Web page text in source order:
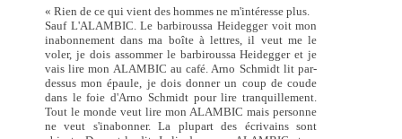
« Rien de ce qui vient des hommes ne m'intéresse plus.
Sauf L'ALAMBIC. Le barbiroussa Heidegger voit mon
inabonnement dans ma boîte à lettres, il veut me le
voler, je dois assommer le barbiroussa Heidegger et je
vais lire mon ALAMBIC au café. Arno Schmidt lit par-
dessus mon épaule, je dois donner un coup de coude
dans le foie d'Arno Schmidt pour lire tranquillement.
Tout le monde veut lire mon ALAMBIC mais personne
ne veut s'inabonner. La plupart des écrivains sont